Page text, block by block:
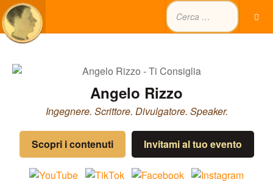
Angelo Rizzo
Ingegnere. Scrittore. Divulgatore. Speaker.
Scopri i contenuti Invitami al tuo evento